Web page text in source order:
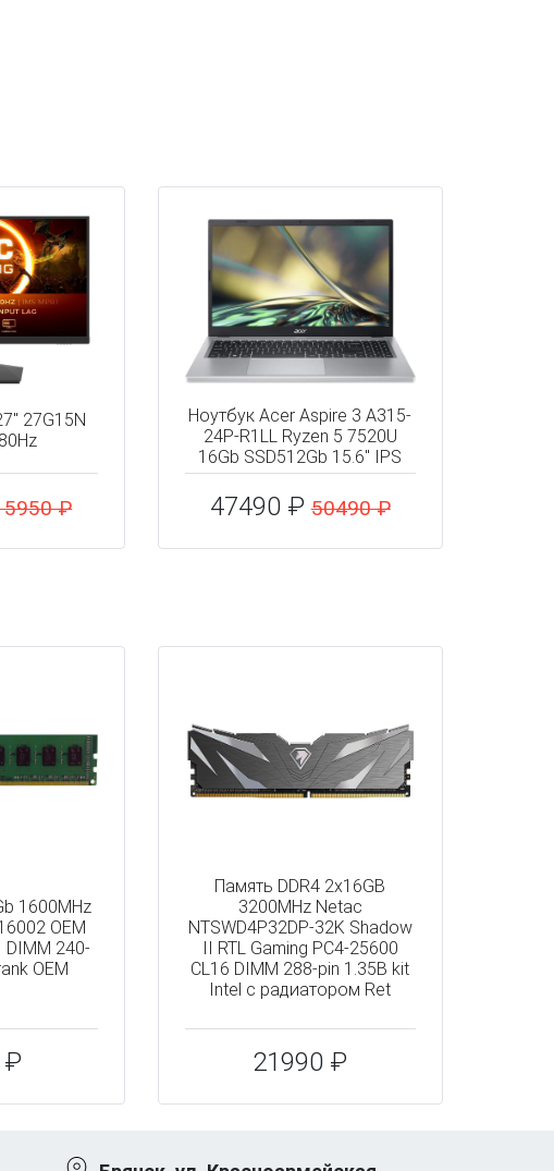
27G15N
₽
Ноутбук Acer Aspire 3 A315-
24P-R1LL Ryzen 5 7520U
16Gb SSD512Gb 15.6" IPS
47490 ₽50490 ₽
1600MHz
OEM
DIMM 240-
OEM
₽
Память DDR4 2x16GB
3200MHz Netac
NTSWD4P32DP-32K Shadow
II RTL Gaming PC4-25600
CL16 DIMM 288-pin 1.35В kit
Intel с радиатором Ret
21990 ₽